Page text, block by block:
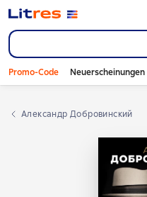
Promo-Code Neuerscheinungen
Александр Добровинский